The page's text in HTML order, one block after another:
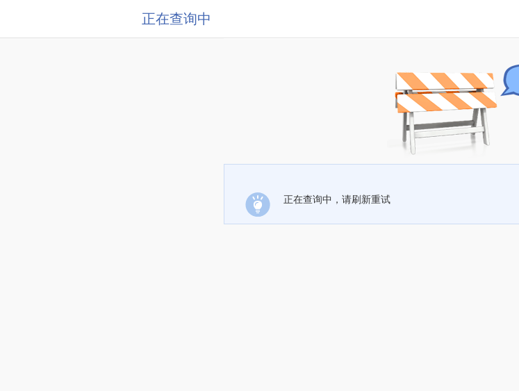
正在查询中
正在查询中，请刷新重试